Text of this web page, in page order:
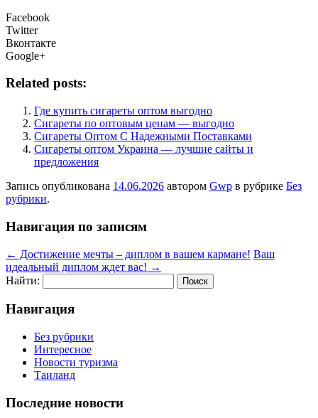
Facebook
Twitter
Вконтакте
Google+
Related posts:
Где купить сигареты оптом выгодно
Сигареты по оптовым ценам — выгодно
Сигареты Оптом С Надежными Поставками
Сигареты оптом Украина — лучшие сайты и
предложения
Запись опубликована 14.06.2026 автором Gwp в рубрике Без
рубрики.
Навигация по записям
← Достижение мечты – диплом в вашем кармане! Ваш
идеальный диплом ждет вас! →
Найти:
Навигация
Без рубрики
Интересное
Новости туризма
Таиланд
Последние новости